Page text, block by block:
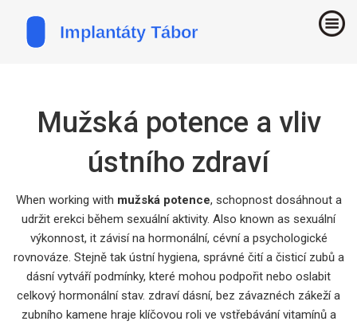
Mužská potence a vliv
ústního zdraví
When working with mužská potence, schopnost dosáhnout a
udržit erekci během sexuální aktivity. Also known as sexuální
výkonnost, it závisí na hormonální, cévní a psychologické
rovnováze. Stejně tak ústní hygiena, správné čití a čisticí zubů a
dásnívytváří podmínky, které mohou podpořit nebo oslabit
celkový hormonální stav. zdraví dásní, bez závaznéch zákeží a
zubního kamene hraje klíčovou roli ve vstřebávání vitamínů a